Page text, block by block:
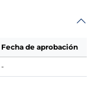
Fecha de aprobación
-